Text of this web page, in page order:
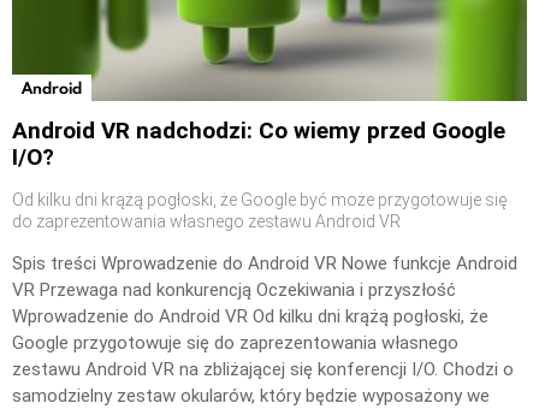
Android
Android VR nadchodzi: Co wiemy przed Google
I/O?
Od kilku dni krążą pogłoski, że Google być może przygotowuje się
do zaprezentowania własnego zestawu Android VR
Spis treści Wprowadzenie do Android VR Nowe funkcje Android
VR Przewaga nad konkurencją Oczekiwania i przyszłość
Wprowadzenie do Android VR Od kilku dni krążą pogłoski, że
Google przygotowuje się do zaprezentowania własnego
zestawu Android VR na zbliżającej się konferencji I/O. Chodzi o
samodzielny zestaw okularów, który będzie wyposażony we